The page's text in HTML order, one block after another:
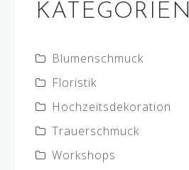
KATEGORIEN
Blumenschmuck
Floristik
Hochzeitsdekoration
Trauerschmuck
Workshops